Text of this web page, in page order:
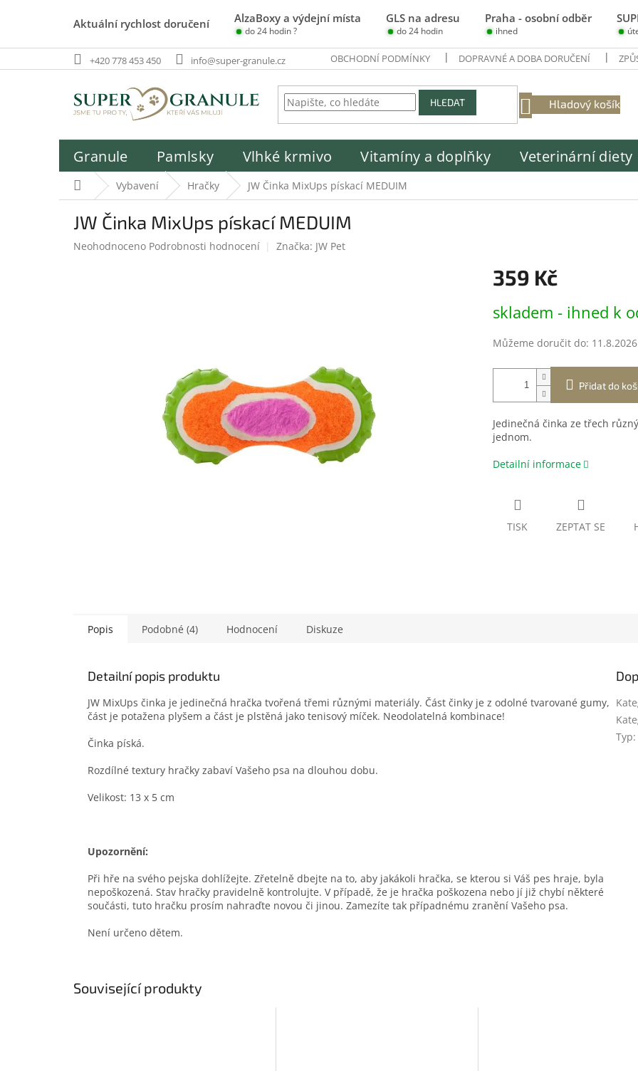
Aktuální rychlost doručení AlzaBoxy a výdejní místa GLS na adresu Praha - osobní odběr
do 24 hodin ? do 24 hodin ihned
+420 778 453 450 info@super-granule.cz OBCHODNÍ PODMÍNKY DOPRAVNÉ A DOBA DORUČENÍ
HLEDAT
NÁKUPNÍ
Hladový košík
Granule Pamlsky Vlhké krmivo Vitamíny a doplňky Veterinární diety
Domů Vybavení Hračky JW Činka MixUps pískací MEDUIM
JW Činka MixUps pískací MEDUIM
Průměrné
Neohodnoceno Podrobnosti hodnocení Značka: JW Pet
359 Kč
cena:
skladem - ihned k
Můžeme doručit do: 11.8.2026
Přidat do
Jedinečná činka ze třech
jednom.
Detailní informace
TISK ZEPTAT SE
Popis Podobné (4) Hodnocení Diskuze
Detailní popis produktu
JW MixUps činka je jedinečná hračka tvořená třemi různými materiály. Část činky je z odolné tvarované gumy,
část je potažena plyšem a část je plstěná jako tenisový míček. Neodolatelná kombinace!
Činka píská.
Rozdílné textury hračky zabaví Vašeho psa na dlouhou dobu.
Velikost: 13 x 5 cm
Upozornění:
Při hře na svého pejska dohlížejte. Zřetelně dbejte na to, aby jakákoli hračka, se kterou si Váš pes hraje, byla
nepoškozená. Stav hračky pravidelně kontrolujte. V případě, že je hračka poškozena nebo jí již chybí některé
součásti, tuto hračku prosím nahraďte novou či jinou. Zamezíte tak případnému zranění Vašeho psa.
Není určeno dětem.
Typ:
Související produkty